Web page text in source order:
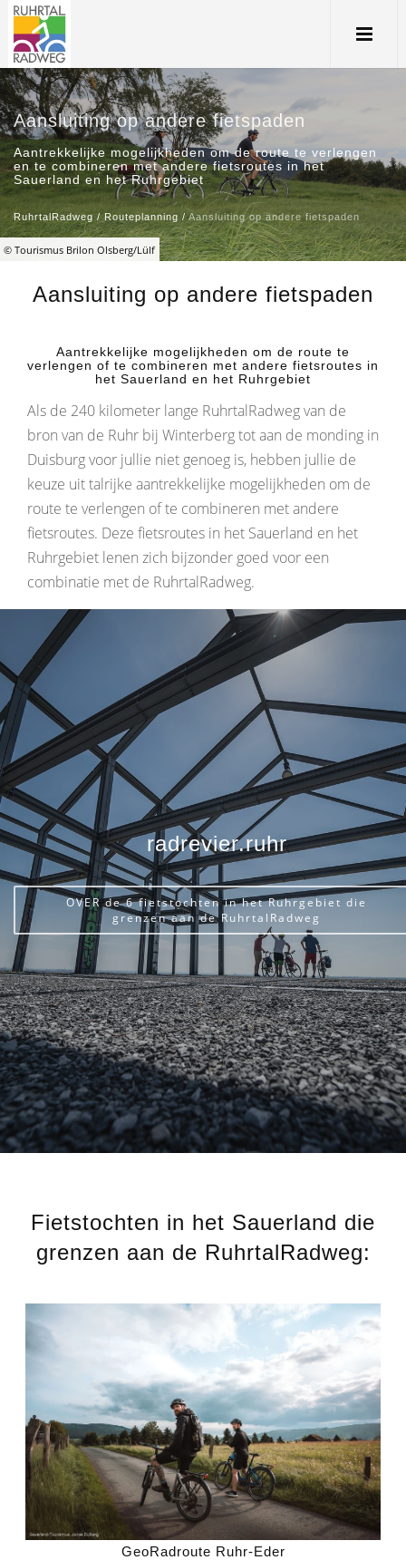
© Tourismus Brilon Olsberg/Lülf
Aansluiting op andere fietspaden
Aantrekkelijke mogelijkheden om de route te verlengen
en te combineren met andere fietsroutes in het
Sauerland en het Ruhrgebiet
RuhrtalRadweg/Routeplanning /Aansluiting op andere fietspaden
Aansluiting op andere fietspaden
Aantrekkelijke mogelijkheden om de route te
verlengen of te combineren met andere fietsroutes in
het Sauerland en het Ruhrgebiet
Als de 240 kilometer lange RuhrtalRadweg van de
bron van de Ruhr bij Winterberg tot aan de monding in
Duisburg voor jullie niet genoeg is, hebben jullie de
keuze uit talrijke aantrekkelijke mogelijkheden om de
route te verlengen of te combineren met andere
fietsroutes. Deze fietsroutes in het Sauerland en het
Ruhrgebiet lenen zich bijzonder goed voor een
combinatie met de RuhrtalRadweg.
radrevier.ruhr
OVER de 6 fietstochten in het Ruhrgebiet die
grenzen aan de RuhrtalRadweg
Fietstochten in het Sauerland die
grenzen aan de RuhrtalRadweg:
GeoRadroute Ruhr-Eder